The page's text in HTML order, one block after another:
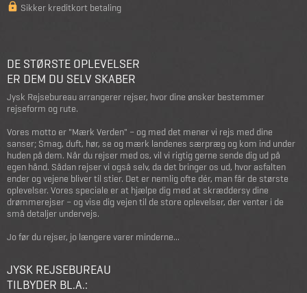
Sikker kreditkort betaling
DE STØRSTE OPLEVELSER
ER DEM DU SELV SKABER
Jysk Rejsebureau arrangerer rejser, hvor dine ønsker bestemmer
rejseform og rute.
Vores motto er "Mærk Verden" – og med det mener vi rejs med dine
sanser; Smag, duft, hør, se og mærk landenes særpræg og kom ind under
huden på dem. Når du rejser med os, vil vi rigtig gerne sende dig ud på
egen hånd. Sådan rejser vi også selv, da det bringer os ud, hvor asfalten
ender og vejene bliver til stier. Det er nemlig ofte dér, man får de største
oplevelser. Vores speciale er at hjælpe dig med at skræddersy dine
drømmerejser – og vise dig vejen til de store oplevelser, der venter i de
små detaljer undervejs.
Jo før du rejser, jo længere varer minderne...
JYSK REJSEBUREAU
TILBYDER BL.A.: